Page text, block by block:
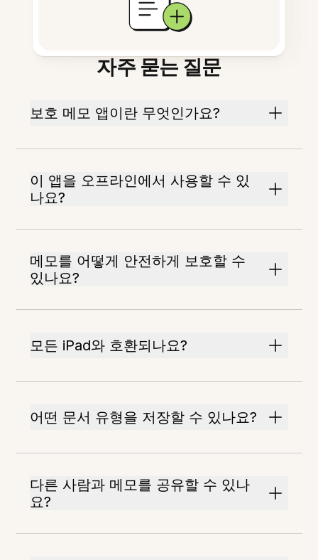
자주 묻는 질문
보호 메모 앱이란 무엇인가요?
이 앱을 오프라인에서 사용할 수 있
나요?
메모를 어떻게 안전하게 보호할 수
있나요?
모든 iPad와 호환되나요?
어떤 문서 유형을 저장할 수 있나요?
다른 사람과 메모를 공유할 수 있나
요?